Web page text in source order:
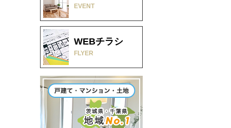
EVENT
WEBチラシ
FLYER